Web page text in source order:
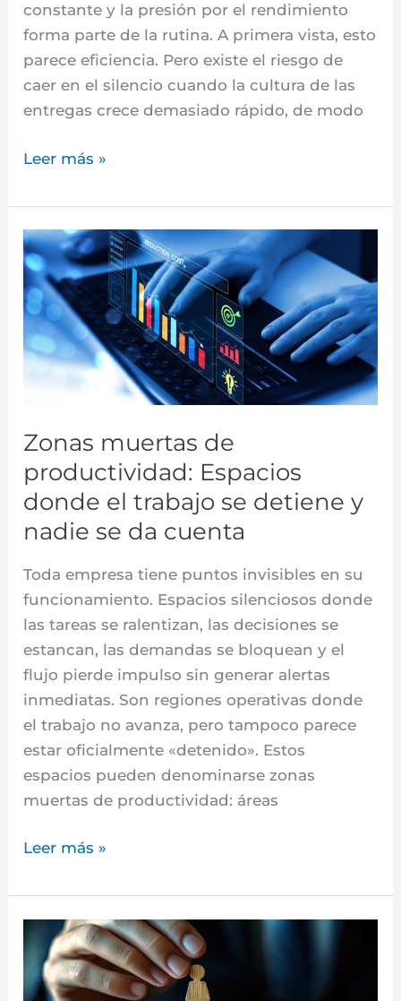
constante y la presión por el rendimiento
forma parte de la rutina. A primera vista, esto
parece eficiencia. Pero existe el riesgo de
caer en el silencio cuando la cultura de las
entregas crece demasiado rápido, de modo
Leer más »
Zonas muertas de
productividad: Espacios
donde el trabajo se detiene y
nadie se da cuenta
Toda empresa tiene puntos invisibles en su
funcionamiento. Espacios silenciosos donde
las tareas se ralentizan, las decisiones se
estancan, las demandas se bloquean y el
flujo pierde impulso sin generar alertas
inmediatas. Son regiones operativas donde
el trabajo no avanza, pero tampoco parece
estar oficialmente «detenido». Estos
espacios pueden denominarse zonas
muertas de productividad: áreas
Zonas
muertas
de
productividad:
Espacios
donde
se
detiene
nadie
se
da
cuenta
Leer más »
Liderazgo
ciegas: